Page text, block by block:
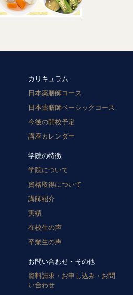
カリキュラム
日本薬膳師コース
日本薬膳師ベーシックコース
今後の開校予定
講座カレンダー
学院の特徴
学院について
資格取得について
講師紹介
実績
在校生の声
卒業生の声
お問い合わせ・その他
資料請求・お申し込み・お問
い合わせ